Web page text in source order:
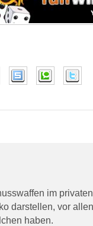
im privaten
darstellen, vor
haben.